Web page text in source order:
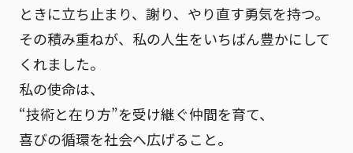
ときに立ち止まり、謝り、やり直す勇気を持つ。
その積み重ねが、私の人生をいちばん豊かにして
くれました。
私の使命は、
“技術と在り方”を受け継ぐ仲間を育て、
喜びの循環を社会へ広げること。